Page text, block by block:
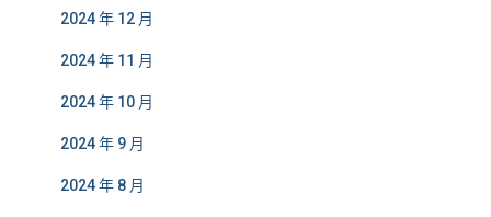
2024 年 12 月
2024 年 11 月
2024 年 10 月
2024 年 9 月
2024 年 8 月